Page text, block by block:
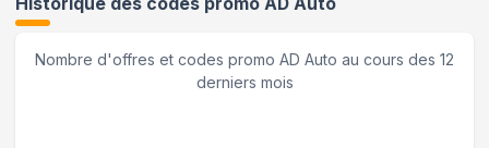
Nombre d'offres et codes promo AD Auto au cours des 12
derniers mois